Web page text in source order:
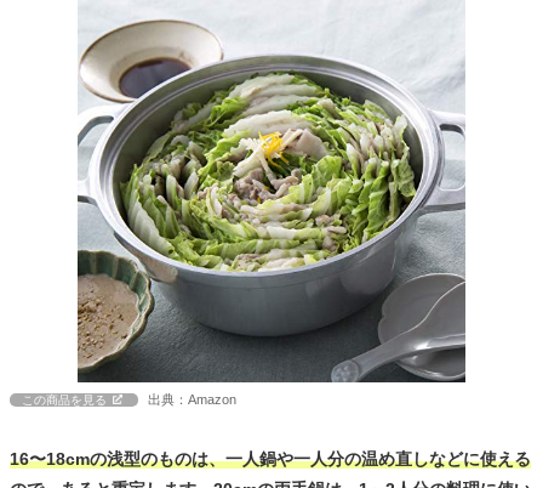
この商品を見る 出典：Amazon
16〜18cmの浅型のものは、一人鍋や一人分の温め直しなどに使える